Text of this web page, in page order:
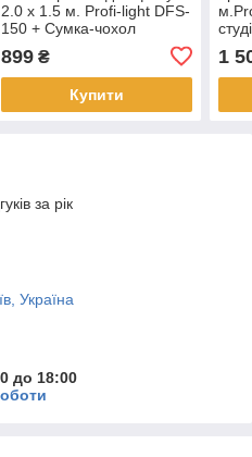
2.0 х 1.5 м. Profi-light DFS-
150 + Сумка-чохол
899₴
Купити
1
за рік
Україна
до 18:00